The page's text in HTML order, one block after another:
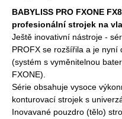
BABYLISS PRO FXONE
profesionální strojek na
Ještě inovativní nástroje -
PROFX se rozšířila a je nyní
(systém s vyměnitelnou
FXONE).
Série obsahuje vysoce
konturovací strojek s
Inovavané pouzdro (tělo)